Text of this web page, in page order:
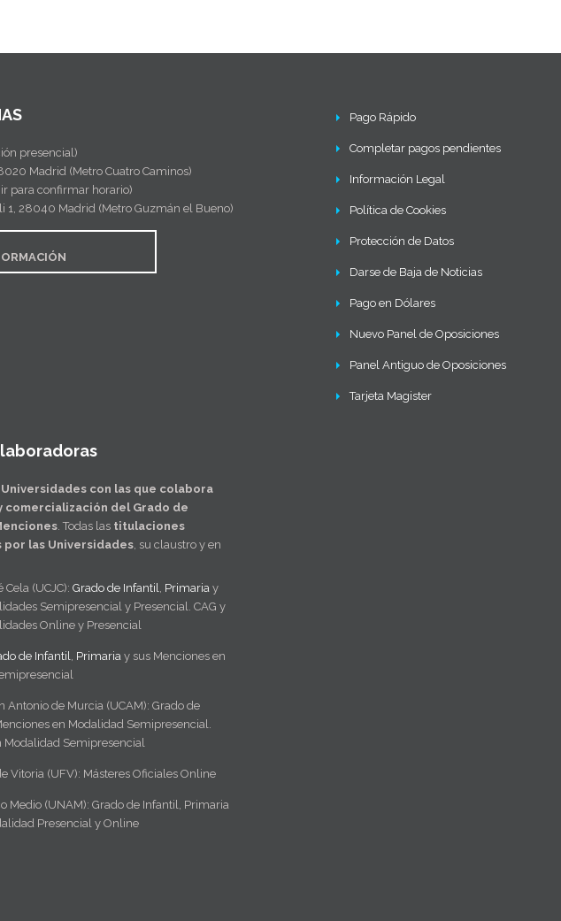
y
presencial)
Madrid (Metro Cuatro Caminos)
para confirmar horario)
1, 28040 Madrid (Metro Guzmán el Bueno)
Pago Rápido
Completar pagos pendientes
Información Legal
Política de Cookies
Protección de Datos
Darse de Baja de Noticias
Pago en Dólares
Nuevo Panel de Oposiciones
Panel Antiguo de Oposiciones
Tarjeta Magister
Universidades con las que colabora
comercialización del Grado de
. Todas las titulaciones
las Universidades, su claustro y en
(UCJC): Grado de Infantil Primaria y
Semipresencial y Presencial. CAG y
Online y Presencial
de Infantil Primaria y sus Menciones en
Antonio de Murcia (UCAM): Grado de
en Modalidad Semipresencial.
Modalidad Semipresencial
Vitoria (UFV): Másteres Oficiales Online
Medio (UNAM): Grado de Infantil, Primaria
Presencial y Online